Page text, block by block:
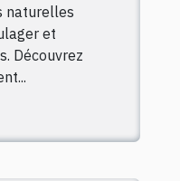
naturelles
et
Découvrez